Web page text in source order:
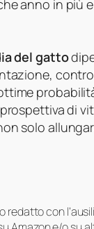
anno in più
del gatto
di
solo
redatto con